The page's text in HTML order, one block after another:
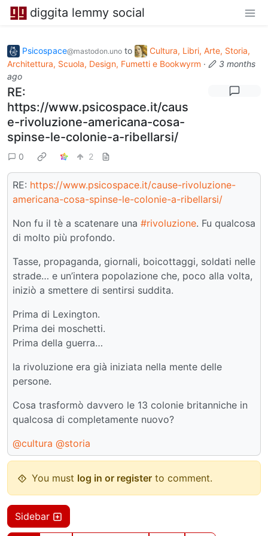
diggita lemmy social
Psicospace@mastodon.uno to
Cultura, Libri, Arte, Storia,
Architettura, Scuola, Design, Fumetti e Bookwyrm ·
3 months
ago
RE:
https://www.psicospace.it/caus
e-rivoluzione-americana-cosa-
spinse-le-colonie-a-ribellarsi/
0 2
RE: https://www.psicospace.it/cause-rivoluzione-
americana-cosa-spinse-le-colonie-a-ribellarsi/
Non fu il tè a scatenare una #rivoluzione. Fu qualcosa
di molto più profondo.
Tasse, propaganda, giornali, boicottaggi, soldati nelle
strade… e un’intera popolazione che, poco alla volta,
iniziò a smettere di sentirsi suddita.
Prima di Lexington.
Prima dei moschetti.
Prima della guerra…
la rivoluzione era già iniziata nella mente delle
persone.
Cosa trasformò davvero le 13 colonie britanniche in
qualcosa di completamente nuovo?
@cultura @storia
You must log in or register to comment.
Sidebar